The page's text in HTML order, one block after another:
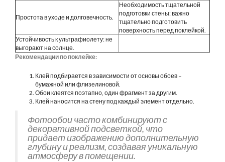
Простота в уходе и долговечность.
Необходимость тщательной
подготовки стены: важно
тщательно подготовить
поверхность перед поклейкой.
Устойчивость к ультрафиолету: не
выгорают на солнце.
Рекомендации по поклейке:
Клей подбирается в зависимости от основы обоев –
бумажной или флизелиновой.
Обои клеятся поэтапно, один фрагмент за другим.
Клей наносится на стену под каждый элемент отдельно.
Фотообои часто комбинируют с
декоративной подсветкой, что
придает изображению дополнительную
глубину и реализм, создавая уникальную
атмосферу в помещении.